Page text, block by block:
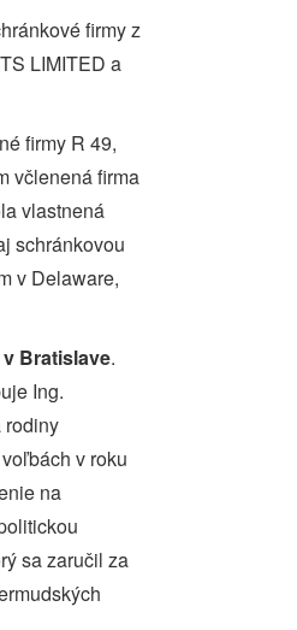
firmy z
LIMITED a
firmy R 49,
včlenená firma
vlastnená
schránkovou
v Delaware,
Bratislave.
Ing.
rodiny
v roku
na
sa zaručil za